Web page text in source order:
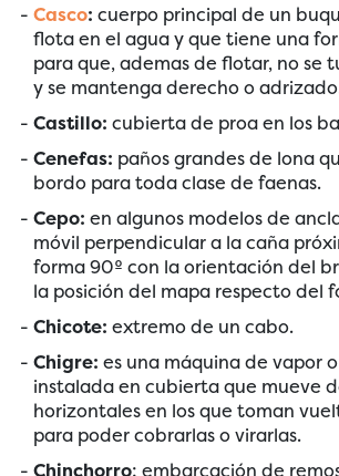
Casco: cuerpo principal de un
flota en el agua y que tiene una
para que, ademas de flotar, no se
y se mantenga derecho o
Castillo: cubierta de proa en los
Cenefas: paños grandes de lona
bordo para toda clase de faenas.
Cepo: en algunos modelos de
móvil perpendicular a la caña
forma 90º con la orientación del
la posición del mapa respecto del
Chicote: extremo de un cabo.
Chigre: es una máquina de vapor
instalada en cubierta que mueve
horizontales en los que toman
para poder cobrarlas o virarlas.
Chinchorro: embarcación de